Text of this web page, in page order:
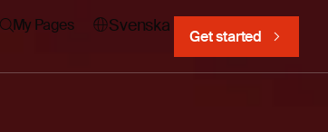
My Pages Svenska
Get started